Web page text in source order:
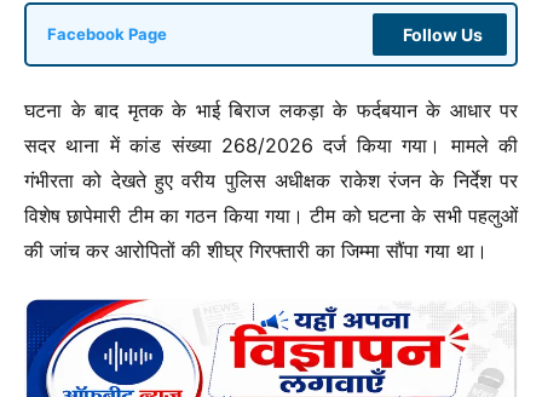
Facebook Page Follow Us
घटना के बाद मृतक के भाई बिराज लकड़ा के फर्दबयान के आधार पर
सदर थाना में कांड संख्या 268/2026 दर्ज किया गया। मामले की
गंभीरता को देखते हुए वरीय पुलिस अधीक्षक राकेश रंजन के निर्देश पर
विशेष छापेमारी टीम का गठन किया गया। टीम को घटना के सभी पहलुओं
की जांच कर आरोपितों की शीघ्र गिरफ्तारी का जिम्मा सौंपा गया था।